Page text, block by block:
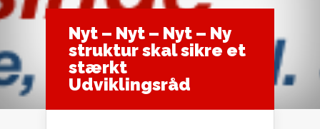
Nyt – Nyt – Nyt – Ny
struktur skal sikre et
stærkt
Udviklingsråd